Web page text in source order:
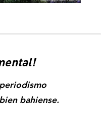
periodismo
bahiense.